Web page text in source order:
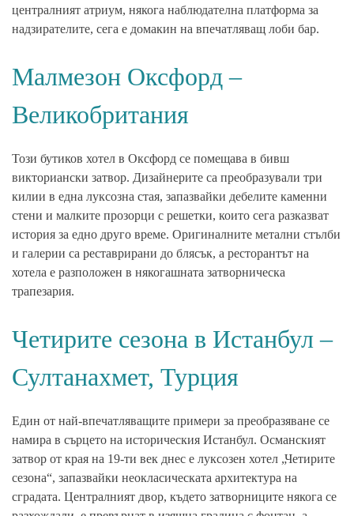
централният атриум, някога наблюдателна платформа за
надзирателите, сега е домакин на впечатляващ лоби бар.
Малмезон Оксфорд –
Великобритания
Този бутиков хотел в Оксфорд се помещава в бивш
викториански затвор. Дизайнерите са преобразували три
килии в една луксозна стая, запазвайки дебелите каменни
стени и малките прозорци с решетки, които сега разказват
история за едно друго време. Оригиналните метални стълби
и галерии са реставрирани до блясък, а ресторантът на
хотела е разположен в някогашната затворническа
трапезария.
Четирите сезона в Истанбул –
Султанахмет, Турция
Един от най-впечатляващите примери за преобразяване се
намира в сърцето на историческия Истанбул. Османският
затвор от края на 19-ти век днес е луксозен хотел „Четирите
сезона“, запазвайки неокласическата архитектура на
сградата. Централният двор, където затворниците някога се